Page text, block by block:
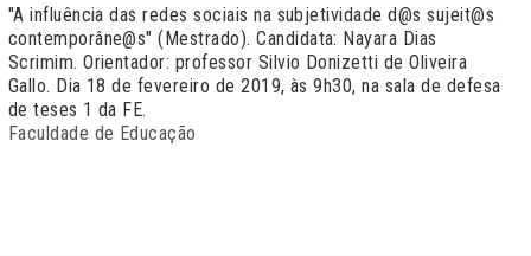
"A influência das redes sociais na subjetividade d@s sujeit@s
contemporâne@s" (Mestrado). Candidata: Nayara Dias
Scrimim. Orientador: professor Silvio Donizetti de Oliveira
Gallo. Dia 18 de fevereiro de 2019, às 9h30, na sala de defesa
de teses 1 da FE.
Faculdade de Educação